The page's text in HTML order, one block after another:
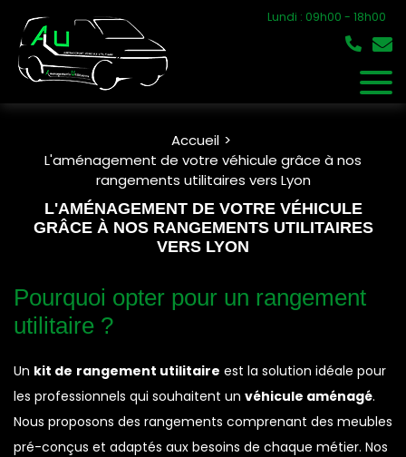
Lundi : 09h00 - 18h00
Accueil
L'aménagement de votre véhicule grâce à nos
rangements utilitaires vers Lyon
L'AMÉNAGEMENT DE VOTRE VÉHICULE
GRÂCE À NOS RANGEMENTS UTILITAIRES
VERS LYON
Pourquoi opter pour un rangement
utilitaire ?
Un kit de rangement utilitaire est la solution idéale pour
les professionnels qui souhaitent un véhicule aménagé.
Nous proposons des rangements comprenant des meubles
pré-conçus et adaptés aux besoins de chaque métier. Nos